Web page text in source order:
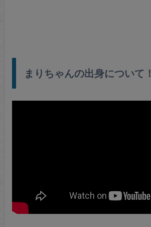
まりちゃんの出身について！